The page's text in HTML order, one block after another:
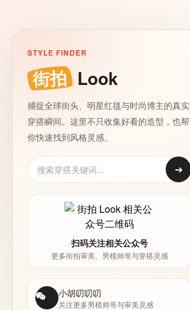
STYLE FINDER
街拍 Look
捕捉全球街头、明星红毯与时尚博主的真实
穿搭瞬间。这里不只收集好看的造型，也帮
你快速找到风格灵感。
➔
扫码关注相关公众号
更多街拍审美、男模帅哥与穿搭灵感
小胡叨叨叨
关注更多男模帅哥与审美灵感